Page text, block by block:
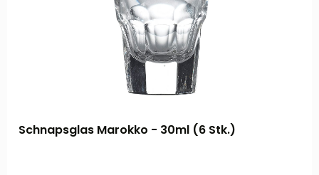
Schnapsglas Marokko - 30ml (6 Stk.)